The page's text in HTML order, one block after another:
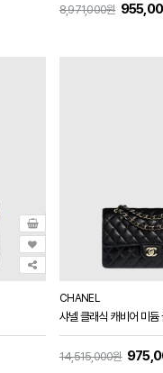
8,971,000원
CHANEL
샤넬 클래식 캐비어 미
14,515,000원